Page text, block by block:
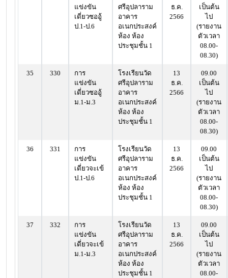
แข่งขัน
เดี่ยวซออู้
ป.1-ป.6
ศรีอุปลาราม
อาคาร
อเนกประสงค์
ห้อง ห้อง
ประชุมชั้น 1
ธ.ค.
2566
เป็นต้น
ไป
(รายงาน
ตัวเวลา
08.00-
08.30)
35 330
การ
แข่งขัน
เดี่ยวซออู้
ม.1-ม.3
โรงเรียนวัด
ศรีอุปลาราม
อาคาร
อเนกประสงค์
ห้อง ห้อง
ประชุมชั้น 1
13
ธ.ค.
2566
09.00
เป็นต้น
ไป
(รายงาน
ตัวเวลา
08.00-
08.30)
36 331
การ
แข่งขัน
เดี่ยวจะเข้
ป.1-ป.6
โรงเรียนวัด
ศรีอุปลาราม
อาคาร
อเนกประสงค์
ห้อง ห้อง
ประชุมชั้น 1
13
ธ.ค.
2566
09.00
เป็นต้น
ไป
(รายงาน
ตัวเวลา
08.00-
08.30)
37 332
การ
แข่งขัน
เดี่ยวจะเข้
ม.1-ม.3
โรงเรียนวัด
ศรีอุปลาราม
อาคาร
อเนกประสงค์
ห้อง ห้อง
ประชุมชั้น 1
13
ธ.ค.
2566
09.00
เป็นต้น
ไป
(รายงาน
ตัวเวลา
08.00-